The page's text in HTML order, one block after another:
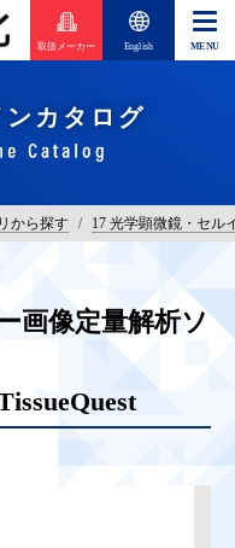
取扱メーカー English
カタログ
から探す / 17 光学顕微鏡・セル
画像定量解析ソ